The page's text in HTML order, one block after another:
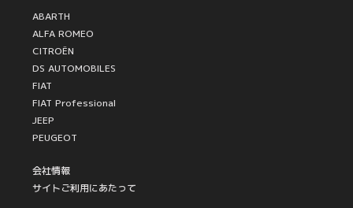
ABARTH
ALFA ROMEO
CITROËN
DS AUTOMOBILES
FIAT
FIAT Professional
JEEP
PEUGEOT
会社情報
サイトご利用にあたって